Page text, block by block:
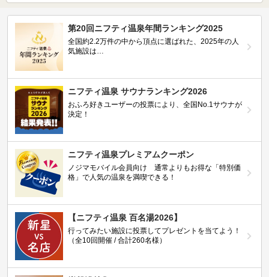
第20回ニフティ温泉年間ランキング2025
全国約2.2万件の中から頂点に選ばれた、2025年の人
気施設は…
ニフティ温泉 サウナランキング2026
おふろ好きユーザーの投票により、全国No.1サウナが
決定！
ニフティ温泉プレミアムクーポン
ノジマモバイル会員向け 通常よりもお得な「特別価
格」で人気の温泉を満喫できる！
【ニフティ温泉 百名湯2026】
行ってみたい施設に投票してプレゼントを当てよう！
（全10回開催 / 合計260名様）